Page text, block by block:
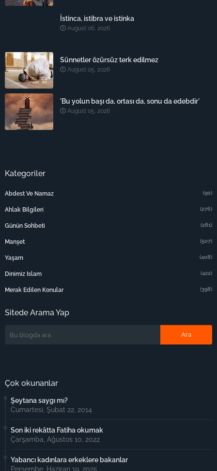
İstinca, istibra ve istinka
August 06, 2026
Sünnetler özürsüz terk edilmez
August 05, 2026
'Bu yolun başı da, ortası da, sonu da edebdir'
August 05, 2026
Kategoriler
Abdest Ve Namaz (90)
Ahlak Bilgileri (276)
Günün Sohbeti (281)
Manşet (507)
Yaşam (408)
Dinimiz Islam (422)
Merak Edilen Konular (398)
Sitede Arama Yap
Çok okunanlar
Şeytana saygı mı?
Cumartesi, Şubat 22, 2014
Son iki rekâtta Fatiha okumak
Çarşamba, Ağustos 10, 2022
Yabancı kadınlara erkeklere bakanlar
Perşembe, Haziran 19, 2025